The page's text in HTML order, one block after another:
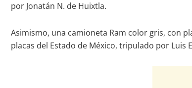
por Jonatán N. de Huixtla.
Asimismo, una camioneta Ram color gris, con
placas del Estado de México, tripulado por Luis